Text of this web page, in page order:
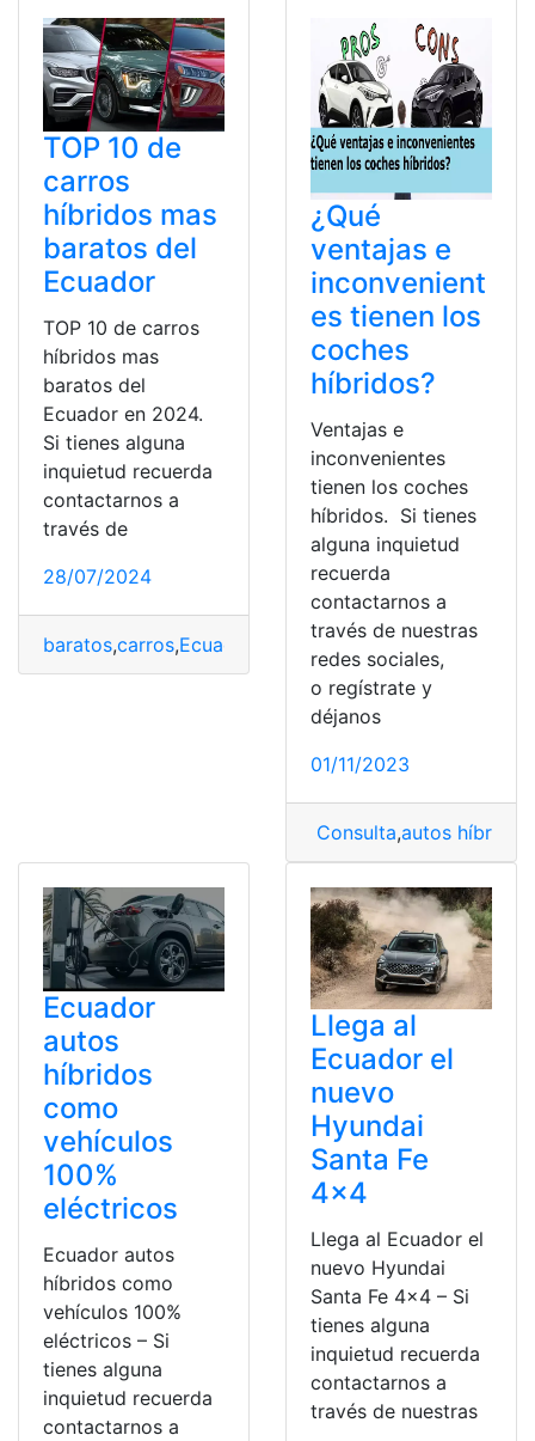
TOP 10 de
carros
híbridos mas
baratos del
Ecuador
TOP 10 de carros
híbridos mas
baratos del
Ecuador en 2024.
Si tienes alguna
inquietud recuerda
contactarnos a
través de
28/07/2024
baratos,carros,Ecuador Híbridos ,Top
¿Qué
ventajas e
inconvenient
es tienen los
coches
híbridos?
Ventajas e
inconvenientes
tienen los coches
híbridos. Si tienes
alguna inquietud
recuerda
contactarnos a
través de nuestras
redes sociales,
o regístrate y
déjanos
01/11/2023
Consulta,autos híbridos
Ecuador
autos
híbridos
como
vehículos
100%
eléctricos
Ecuador autos
híbridos como
vehículos 100%
eléctricos – Si
tienes alguna
inquietud recuerda
contactarnos a
Llega al
Ecuador el
nuevo
Hyundai
Santa Fe
4×4
Llega al Ecuador el
nuevo Hyundai
Santa Fe 4×4 – Si
tienes alguna
inquietud recuerda
contactarnos a
través de nuestras